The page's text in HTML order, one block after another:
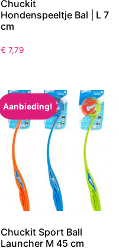
Chuckit
Hondenspeeltje Bal | L 7
cm
€ 7,79
Aanbieding!
Chuckit Sport Ball
Launcher M 45 cm